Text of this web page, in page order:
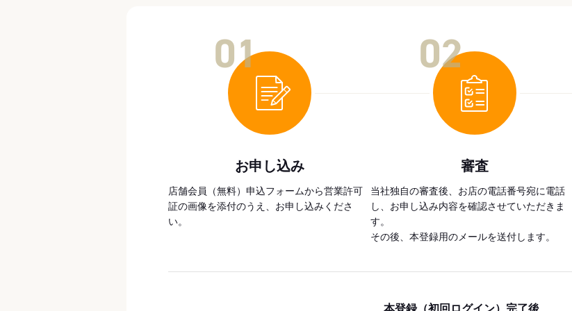
お申し込み
店舗会員（無料）申込フォームから営業許可
証の画像を添付のうえ、お申し込みくださ
い。
審査
当社独自の審査後、お店の電話番号宛に電話
し、お申し込み内容を確認させていただきま
す。
その後、本登録用のメールを送付します。